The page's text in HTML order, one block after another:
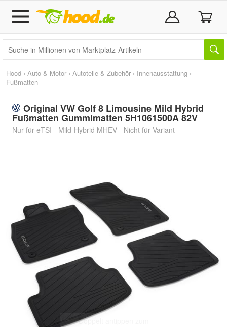
Hood › Auto & Motor › Autoteile & Zubehör › Innenausstattung ›
Fußmatten
Original VW Golf 8 Limousine Mild Hybrid
Fußmatten Gummimatten 5H1061500A 82V
Nur für eTSI - Mild-Hybrid MHEV - Nicht für Variant
Doppelt antippen zum